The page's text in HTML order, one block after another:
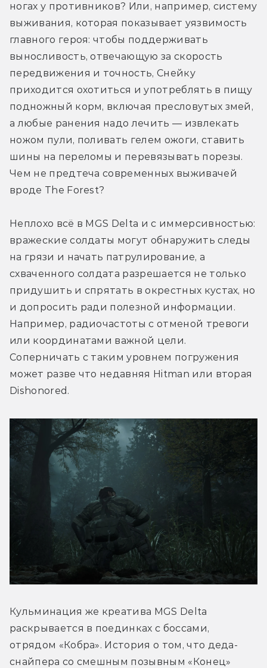
ногах у противников? Или, например, систему
выживания, которая показывает уязвимость
главного героя: чтобы поддерживать
выносливость, отвечающую за скорость
передвижения и точность, Снейку
приходится охотиться и употреблять в пищу
подножный корм, включая пресловутых змей,
а любые ранения надо лечить — извлекать
ножом пули, поливать гелем ожоги, ставить
шины на переломы и перевязывать порезы.
Чем не предтеча современных выживачей
вроде The Forest?
Неплохо всё в MGS Delta и с иммерсивностью:
вражеские солдаты могут обнаружить следы
на грязи и начать патрулирование, а
схваченного солдата разрешается не только
придушить и спрятать в окрестных кустах, но
и допросить ради полезной информации.
Например, радиочастоты с отменой тревоги
или координатами важной цели.
Соперничать с таким уровнем погружения
может разве что недавняя Hitman или вторая
Dishonored.
Кульминация же креатива MGS Delta
раскрывается в поединках с боссами,
отрядом «Кобра». История о том, что деда-
снайпера со смешным позывным «Конец»